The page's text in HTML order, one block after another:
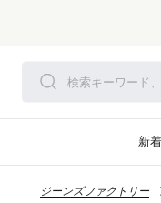
新
ジーンズファクトリー